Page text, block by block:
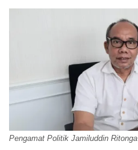
Pengamat Politik Jamiluddin Ritonga